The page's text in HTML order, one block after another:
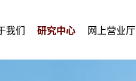
我们 研究中心 网上营业厅